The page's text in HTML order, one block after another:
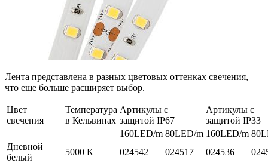
Лента представлена в разных цветовых оттенках свечения,
что еще больше расширяет выбор.
Цвет
свечения
Температура
в Кельвинах
Артикулы с
защитой IP67
Артикулы с
защитой IP33
160LED/m 80LED/m 160LED/m
Дневной
белый
5000 К 024542 024517 024536